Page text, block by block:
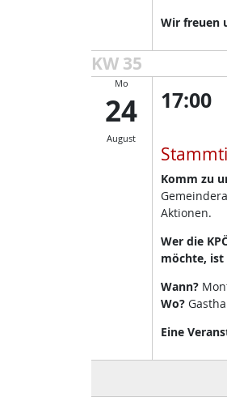
Wir freuen
KW 35
Mo
24
August
17:00
Komm zu
Aktionen.
Wer die
möchte,
Wann?
Wo?
Eine